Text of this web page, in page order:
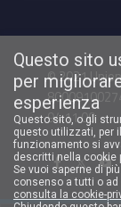
© 2021
94.11.00
Facebook Unioncamere VenetoTwitter Unioncamere Veneto
Youtube
Questo sito
per
esperienza
Questo sito, o gli
questo utilizzati, per
funzionamento si
descritti nella cookie
Se vuoi saperne di
consenso a tutti o
consulta la cookie-